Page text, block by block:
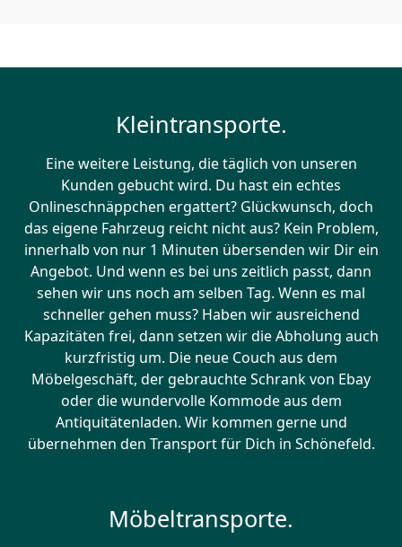
Kleintransporte.
Eine weitere Leistung, die täglich von unseren
Kunden gebucht wird. Du hast ein echtes
Onlineschnäppchen ergattert? Glückwunsch, doch
das eigene Fahrzeug reicht nicht aus? Kein Problem,
innerhalb von nur 1 Minuten übersenden wir Dir ein
Angebot. Und wenn es bei uns zeitlich passt, dann
sehen wir uns noch am selben Tag. Wenn es mal
schneller gehen muss? Haben wir ausreichend
Kapazitäten frei, dann setzen wir die Abholung auch
kurzfristig um. Die neue Couch aus dem
Möbelgeschäft, der gebrauchte Schrank von Ebay
oder die wundervolle Kommode aus dem
Antiquitätenladen. Wir kommen gerne und
übernehmen den Transport für Dich in Schönefeld.
Möbeltransporte.